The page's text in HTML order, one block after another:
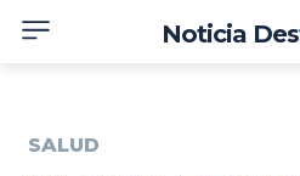
Noticia
SALUD